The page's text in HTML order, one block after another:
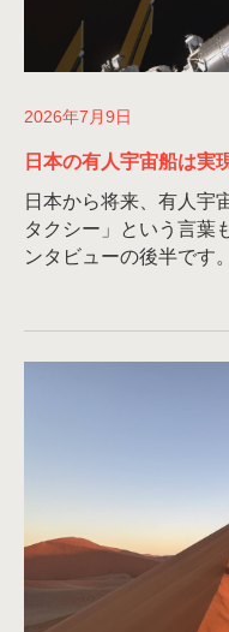
2026年7月9日
日本の有人宇宙船は
日本から将来、有人宇
タクシー」という言葉
ンタビューの後半です。